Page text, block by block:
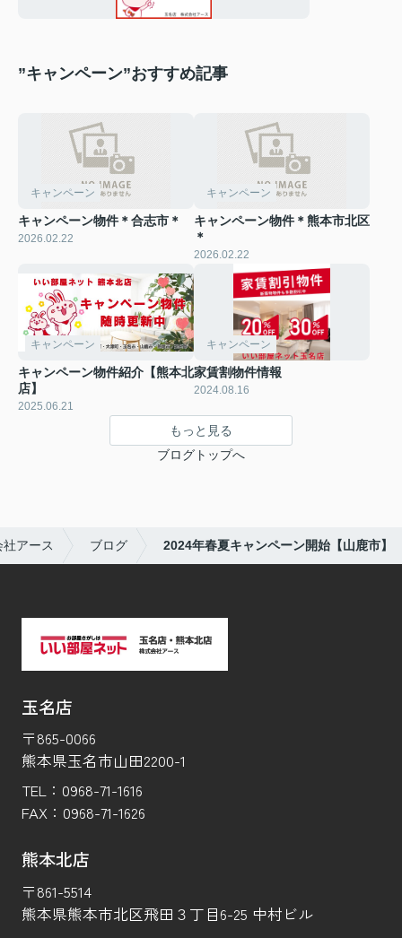
”キャンペーン”おすすめ記事
キャンペーン
キャンペーン物件＊合志市＊
2026.02.22
キャンペーン
キャンペーン物件＊熊本市北区
＊
2026.02.22
キャンペーン
キャンペーン物件紹介【熊本北
店】
2025.06.21
キャンペーン
家賃割物件情報
2024.08.16
もっと見る
ブログトップへ
アース ブログ 2024年春夏キャンペーン開始【山鹿市】
玉名店
〒865-0066
熊本県玉名市山田2200-1
TEL： 0968-71-1616
FAX： 0968-71-1626
熊本北店
〒861-5514
熊本県熊本市北区飛田３丁目6-25 中村ビル